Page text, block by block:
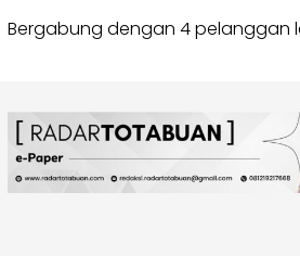
Bergabung dengan 4 pelanggan